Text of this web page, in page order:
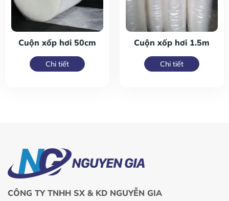
Cuộn xốp hơi 50cm
Chi tiết
Cuộn xốp hơi 1.5m
Chi tiết
CÔNG TY TNHH SX & KD NGUYỄN GIA